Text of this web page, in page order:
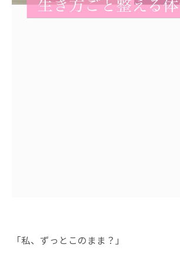
「私、ずっとこのまま？」